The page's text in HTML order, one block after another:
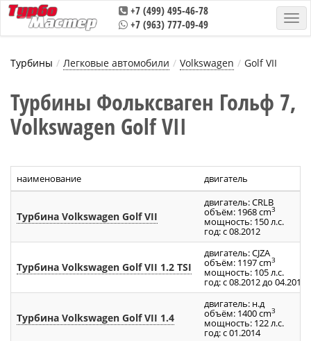
+7 (499) 495-46-78
+7 (963) 777-09-49
Турбины Легковые автомобили Volkswagen Golf VII
Турбины Фольксваген Гольф 7,
Volkswagen Golf VII
наименование двигатель
Турбина Volkswagen Golf VII
двигатель: CRLB
объём: 1968 cm3
мощность: 150 л.с.
год: с 08.2012
Турбина Volkswagen Golf VII 1.2 TSI
двигатель: CJZA
объём: 1197 cm3
мощность: 105 л.с.
год: с 08.2012 до 04.2014
Турбина Volkswagen Golf VII 1.4
двигатель: н.д
объём: 1400 cm3
мощность: 122 л.с.
год: с 01.2014